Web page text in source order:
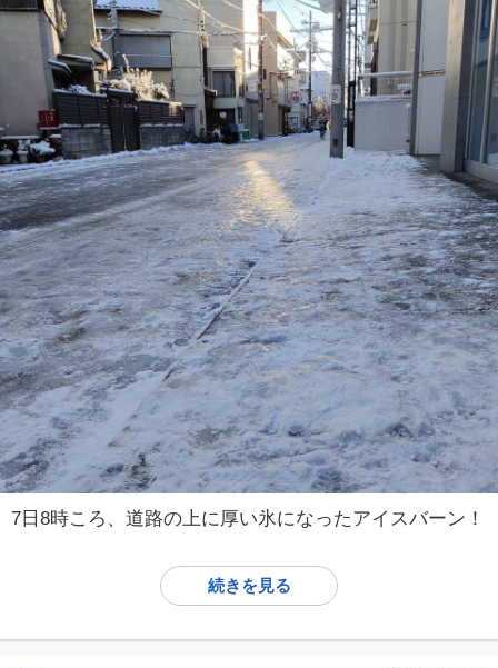
7日8時ころ、道路の上に厚い氷になったアイスバーン！
続きを見る